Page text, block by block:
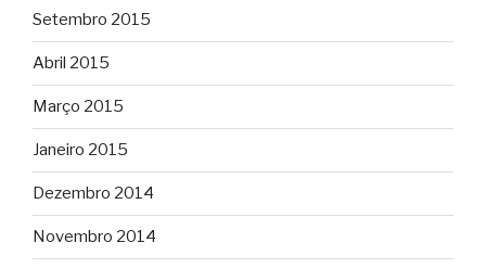
Setembro 2015
Abril 2015
Março 2015
Janeiro 2015
Dezembro 2014
Novembro 2014